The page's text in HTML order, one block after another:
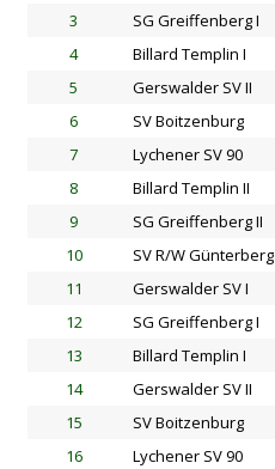
3
SG Greiffenberg I
4
Billard Templin I
5
Gerswalder SV II
6
SV Boitzenburg
7
Lychener SV 90
8
Billard Templin II
9
SG Greiffenberg II
10
SV R/W Günterberg
11
Gerswalder SV I
12
SG Greiffenberg I
13
Billard Templin I
14
Gerswalder SV II
15
SV Boitzenburg
16
Lychener SV 90